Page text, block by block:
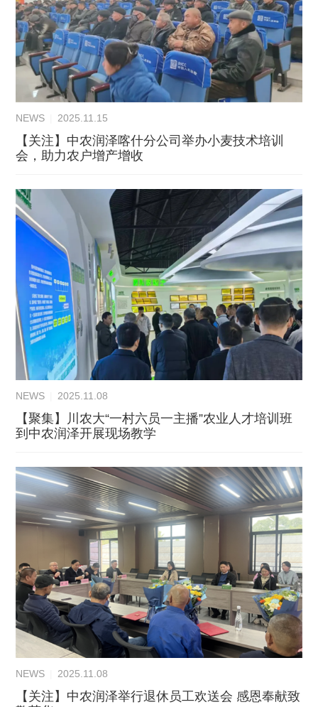
NEWS 2025.11.15
【关注】中农润泽喀什分公司举办小麦技术培训
会，助力农户增产增收
NEWS 2025.11.08
【聚集】川农大“一村六员一主播”农业人才培训班
到中农润泽开展现场教学
NEWS 2025.11.08
【关注】中农润泽举行退休员工欢送会 感恩奉献致